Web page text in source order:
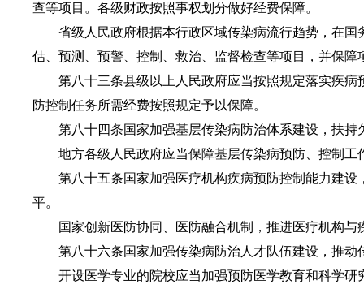
查等项目。各级财政按照事权划分做好经费保障。
省级人民政府根据本行政区域传染病流行趋势，在国
估、预测、预警、控制、救治、监督检查等项目，并保障
第八十三条县级以上人民政府应当按照规定落实疾病
防控制任务所需经费按照规定予以保障。
第八十四条国家加强基层传染病防治体系建设，扶持
地方各级人民政府应当保障基层传染病预防、控制工
第八十五条国家加强医疗机构疾病预防控制能力建设
平。
国家创新医防协同、医防融合机制，推进医疗机构与
第八十六条国家加强传染病防治人才队伍建设，推动
开设医学专业的院校应当加强预防医学教育和科学研